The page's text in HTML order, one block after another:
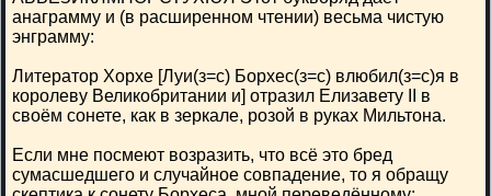
анаграмму и (в расширенном чтении) весьма чистую
энграмму:
Литератор Хорхе [Луи(з=с) Борхес(з=с) влюбил(з=с)я в
королеву Великобритании и] отразил Елизавету II в
своём сонете, как в зеркале, розой в руках Мильтона.
Если мне посмеют возразить, что всё это бред
сумасшедшего и случайное совпадение, то я обращу